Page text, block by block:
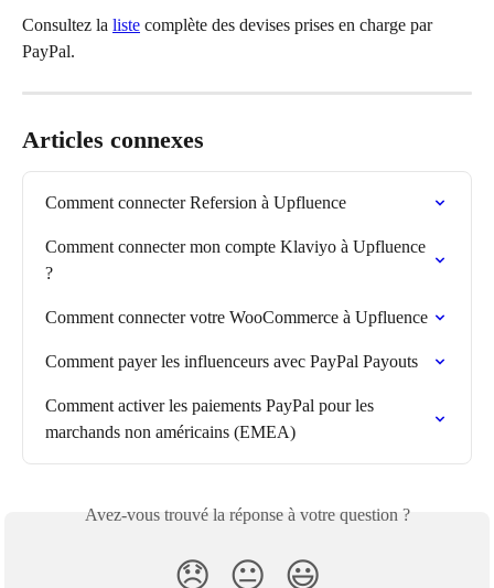
Consultez la liste complète des devises prises en charge par
PayPal.
Articles connexes
Comment connecter Refersion à Upfluence
Comment connecter mon compte Klaviyo à Upfluence
?
Comment connecter votre WooCommerce à Upfluence
Comment payer les influenceurs avec PayPal Payouts
Comment activer les paiements PayPal pour les
marchands non américains (EMEA)
Avez-vous trouvé la réponse à votre question ?
😞 😐 😃